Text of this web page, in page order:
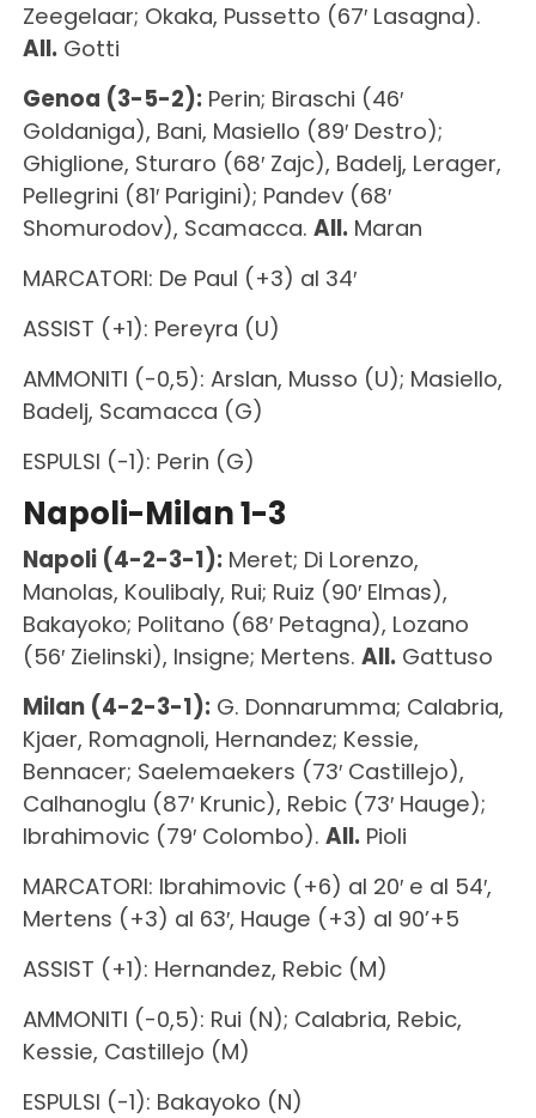
Zeegelaar; Okaka, Pussetto (67′ Lasagna).
All. Gotti
Genoa (3-5-2):Perin; Biraschi (46′
Goldaniga), Bani, Masiello (89′ Destro);
Ghiglione, Sturaro (68′ Zajc), Badelj, Lerager,
Pellegrini (81′ Parigini); Pandev (68′
Shomurodov), Scamacca. All. Maran
MARCATORI: De Paul (+3) al 34′
ASSIST (+1): Pereyra (U)
AMMONITI (-0,5): Arslan, Musso (U); Masiello,
Badelj, Scamacca (G)
ESPULSI (-1): Perin (G)
Napoli-Milan 1-3
Napoli (4-2-3-1):Meret; Di Lorenzo,
Manolas, Koulibaly, Rui; Ruiz (90′ Elmas),
Bakayoko; Politano (68′ Petagna), Lozano
(56′ Zielinski), Insigne; Mertens. All. Gattuso
Milan (4-2-3-1):G. Donnarumma; Calabria,
Kjaer, Romagnoli, Hernandez; Kessie,
Bennacer; Saelemaekers (73′ Castillejo),
Calhanoglu (87′ Krunic), Rebic (73′ Hauge);
Ibrahimovic (79′ Colombo). All. Pioli
MARCATORI: Ibrahimovic (+6) al 20′ e al 54′,
Mertens (+3) al 63′, Hauge (+3) al 90’+5
ASSIST (+1): Hernandez, Rebic (M)
AMMONITI (-0,5): Rui (N); Calabria, Rebic,
Kessie, Castillejo (M)
ESPULSI (-1): Bakayoko (N)